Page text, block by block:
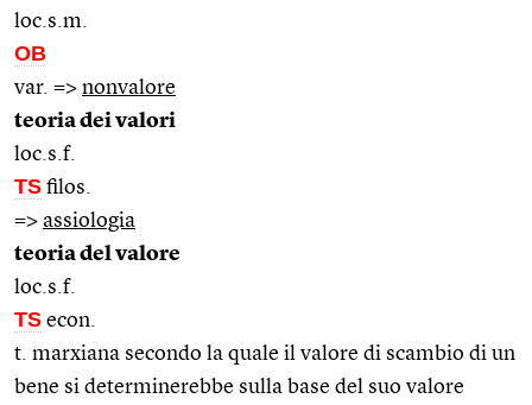
loc.s.m.
OB
var. => nonvalore
teoria dei valori
loc.s.f.
TS filos.
=> assiologia
teoria del valore
loc.s.f.
TS econ.
t. marxiana secondo la quale il valore di scambio di un
bene si determinerebbe sulla base del suo valore